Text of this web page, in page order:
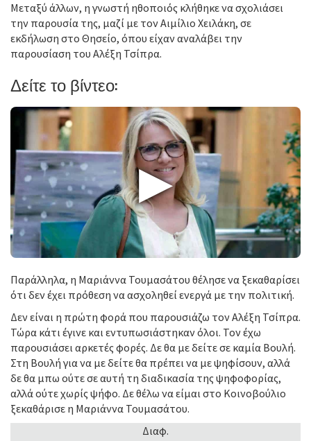
Μεταξύ άλλων, η γνωστή ηθοποιός κλήθηκε να σχολιάσει
την παρουσία της, μαζί με τον Αιμίλιο Χειλάκη, σε
εκδήλωση στο Θησείο, όπου είχαν αναλάβει την
παρουσίαση του Αλέξη Τσίπρα.
Δείτε το βίντεο:
▶
Παράλληλα, η Μαριάννα Τουμασάτου θέλησε να ξεκαθαρίσει
ότι δεν έχει πρόθεση να ασχοληθεί ενεργά με την πολιτική.
Δεν είναι η πρώτη φορά που παρουσιάζω τον Αλέξη Τσίπρα.
Τώρα κάτι έγινε και εντυπωσιάστηκαν όλοι. Τον έχω
παρουσιάσει αρκετές φορές. Δε θα με δείτε σε καμία Βουλή.
Στη Βουλή για να με δείτε θα πρέπει να με ψηφίσουν, αλλά
δε θα μπω ούτε σε αυτή τη διαδικασία της ψηφοφορίας,
αλλά ούτε χωρίς ψήφο. Δε θέλω να είμαι στο Κοινοβούλιο
ξεκαθάρισε η Μαριάννα Τουμασάτου.
Διαφ.